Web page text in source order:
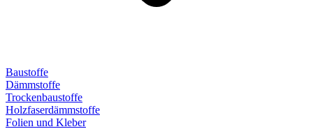
Baustoffe
Dämmstoffe
Trockenbaustoffe
Holzfaserdämmstoffe
Folien und Kleber